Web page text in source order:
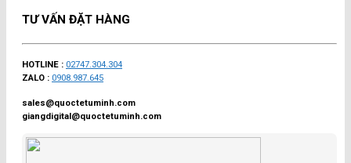
TƯ VẤN ĐẶT HÀNG
HOTLINE : 02747.304.304
ZALO : 0908.987.645
sales@quoctetuminh.com
giangdigital@quoctetuminh.com